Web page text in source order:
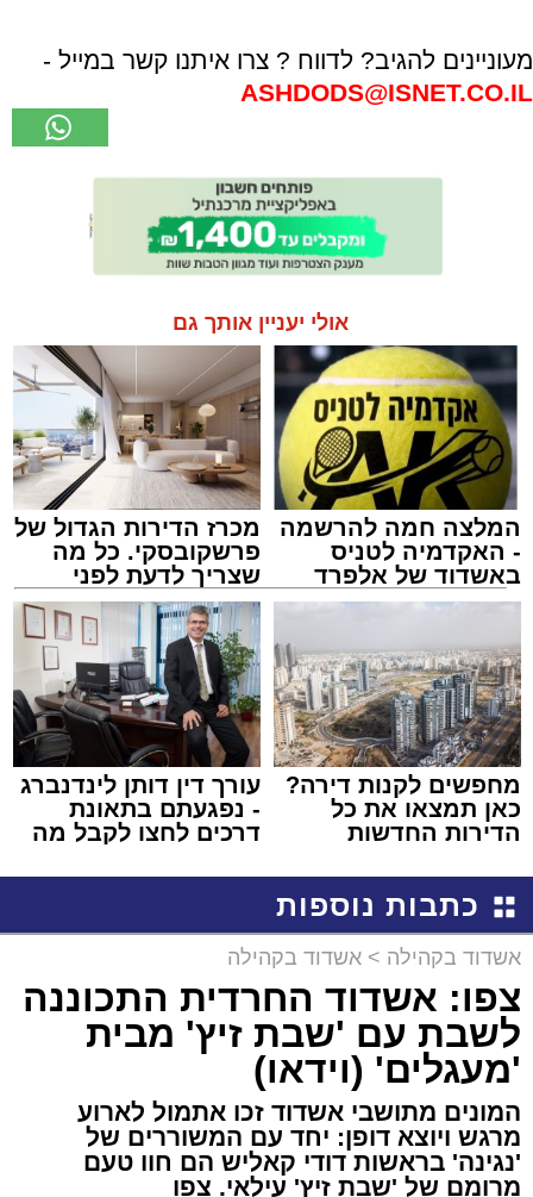
מעוניינים להגיב? לדווח ? צרו איתנו קשר במייל -
ASHDODS@ISNET.CO.IL
אולי יעניין אותך גם
המלצה חמה להרשמה
- האקדמיה לטניס
באשדוד של אלפרד
קריאולנסקי - לילדים
מכרז הדירות הגדול של
פרשקובסקי. כל מה
שצריך לדעת לפני
שמגישים הצעה לדירה
באשדוד
מחפשים לקנות דירה?
כאן תמצאו את כל
הדירות החדשות
עורך דין דותן לינדנברג
- נפגעתם בתאונת
דרכים לחצו לקבל מה
כתבות נוספות
אשדוד בקהילה > אשדוד בקהילה
צפו: אשדוד החרדית התכוננה
לשבת עם 'שבת זיץ' מבית
'מעגלים' (וידאו)
המונים מתושבי אשדוד זכו אתמול לארוע
מרגש ויוצא דופן: יחד עם המשוררים של
'נגינה' בראשות דודי קאליש הם חוו טעם
מרומם של 'שבת זיץ' עילאי. צפו